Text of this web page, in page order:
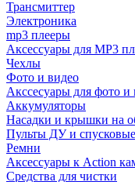
Трансмиттер
Электроника
mp3 плееры
Аксессуары для MP3
Чехлы
Фото и видео
Акссесуары для фото и
Аккумуляторы
Насадки и крышки на
Пульты ДУ и
Ремни
Аксессуары к Action
Средства для чистки